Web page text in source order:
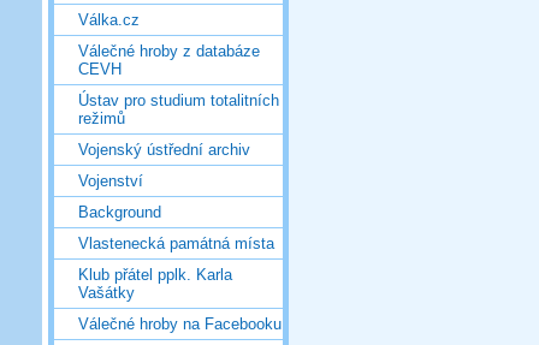
Válka.cz
Válečné hroby z databáze
CEVH
Ústav pro studium totalitních
režimů
Vojenský ústřední archiv
Vojenství
Background
Vlastenecká památná místa
Klub přátel pplk. Karla
Vašátky
Válečné hroby na Facebooku